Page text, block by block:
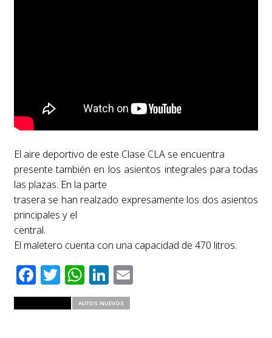
El aire deportivo de este Clase CLA se encuentra
presente también en los asientos integrales para todas
las plazas. En la parte
trasera se han realzado expresamente los dos asientos
principales y el
central.
El maletero cuenta con una capacidad de 470 litros.
Facebook
Twitter
WhatsApp
LinkedIn
Email
AUTOS NUEVOS